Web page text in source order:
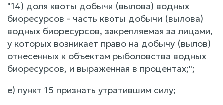
"14) доля квоты добычи (вылова) водных
биоресурсов - часть квоты добычи (вылова)
водных биоресурсов, закрепляемая за лицами,
у которых возникает право на добычу (вылов)
отнесенных к объектам рыболовства водных
биоресурсов, и выраженная в процентах;";
е) пункт 15 признать утратившим силу;